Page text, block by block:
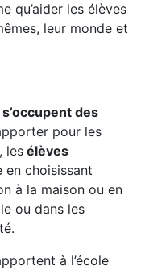
qu’aider les élèves
leur monde et
des
pour les
les élèves
en choisissant
à la maison ou en
ou dans les
à l’école